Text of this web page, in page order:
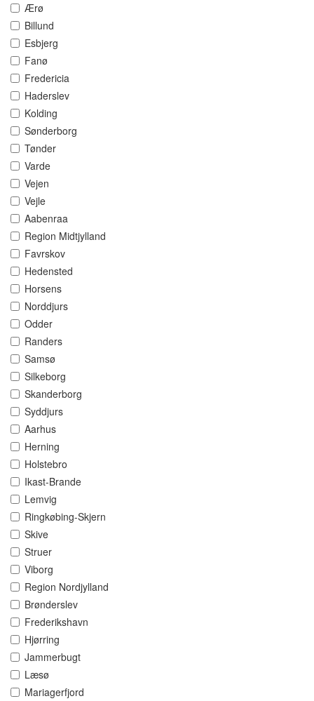
Ærø
Billund
Esbjerg
Fanø
Fredericia
Haderslev
Kolding
Sønderborg
Tønder
Varde
Vejen
Vejle
Aabenraa
Region Midtjylland
Favrskov
Hedensted
Horsens
Norddjurs
Odder
Randers
Samsø
Silkeborg
Skanderborg
Syddjurs
Aarhus
Herning
Holstebro
Ikast-Brande
Lemvig
Ringkøbing-Skjern
Skive
Struer
Viborg
Region Nordjylland
Brønderslev
Frederikshavn
Hjørring
Jammerbugt
Læsø
Mariagerfjord